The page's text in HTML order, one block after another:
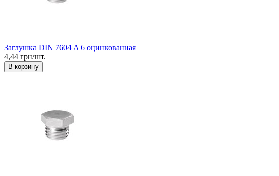
Заглушка DIN 7604 A 6 оцинкованная
4,44 грн/шт.
В корзину